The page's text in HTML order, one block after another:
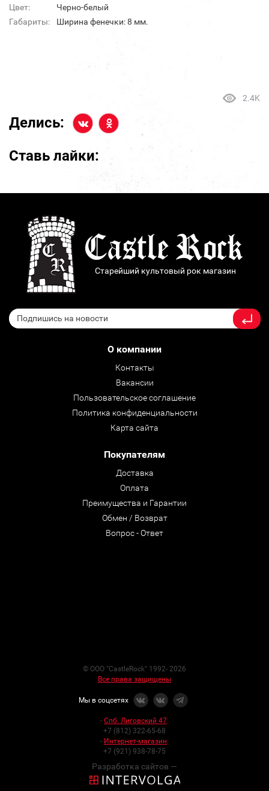
Цвет:
Черно-белый
Габариты:
Ширина фенечки: 8 мм.
2.4K
Делись:
Ставь лайки:
Старейший культовый рок магазин
О компании
Контакты
Вакансии
Пользовательское соглашение
Политика конфиденциальности
Карта сайта
Покупателям
Доставка
Оплата
Преимущества и Гарантии
Обмен / Возврат
Вопрос - Ответ
© ООО "CastleRock" 1992- 2026
Все права защищены
Мы в соцсетях
- Спб. Лиговский 47:
+7 (812) 322-65-68
- Интернет-магазин:
+7 (921) 938-78-75
Разработка сайтов —